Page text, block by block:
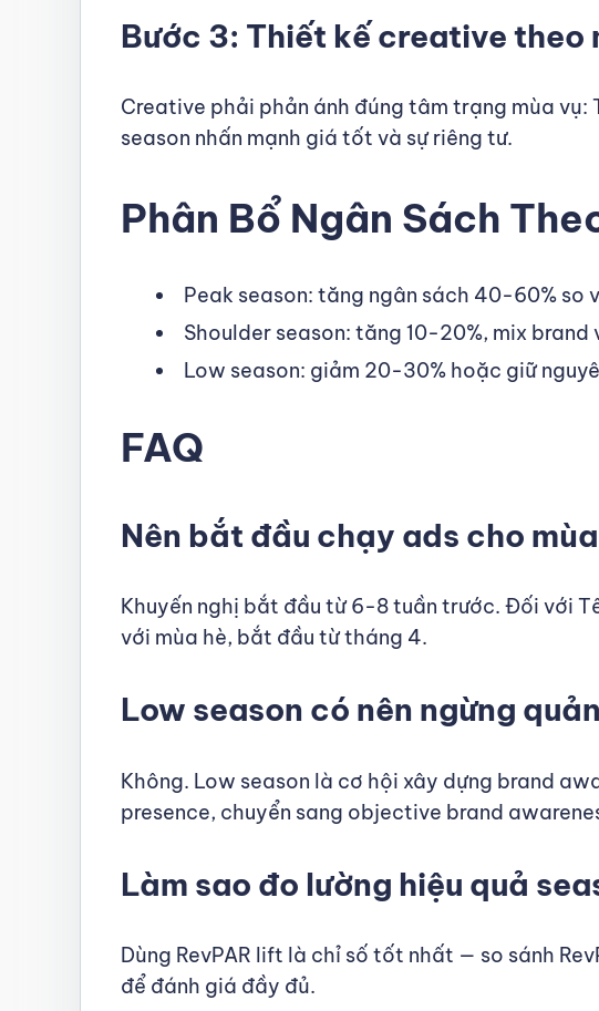
Bước 3: Thiết kế creative theo
Creative phải phản ánh đúng tâm trạng mùa vụ:
season nhấn mạnh giá tốt và sự riêng tư.
Phân Bổ Ngân Sách
Peak season: tăng ngân sách 40-60%
Shoulder season: tăng 10-20%, mix
Low season: giảm 20-30% hoặc giữ
FAQ
Nên bắt đầu chạy ads cho
Khuyến nghị bắt đầu từ 6-8 tuần trước. Đối với
với mùa hè, bắt đầu từ tháng 4.
Low season có nên ngừng
Không. Low season là cơ hội xây dựng brand
presence, chuyển sang objective brand
Làm sao đo lường hiệu quả
Dùng RevPAR lift là chỉ số tốt nhất — so sánh
để đánh giá đầy đủ.